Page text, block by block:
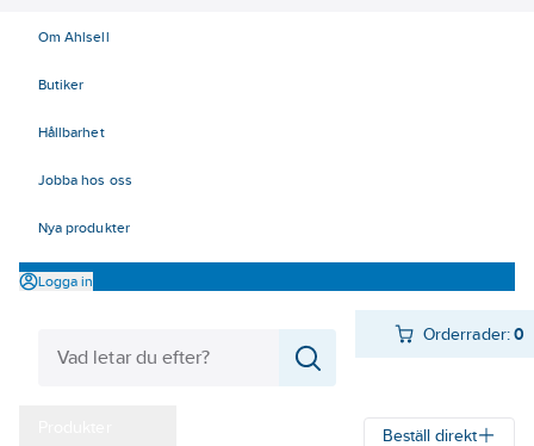
Om Ahlsell
Butiker
Hållbarhet
Jobba hos oss
Nya produkter
Logga in
Orderrader:0
Beställ direkt